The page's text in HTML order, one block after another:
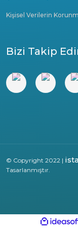
Kişisel Verilerin
Bizi Takip
© Copyright 2022 |
Tasarlanmıştır.